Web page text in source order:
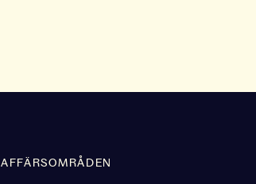
AFFÄRSOMRÅDEN